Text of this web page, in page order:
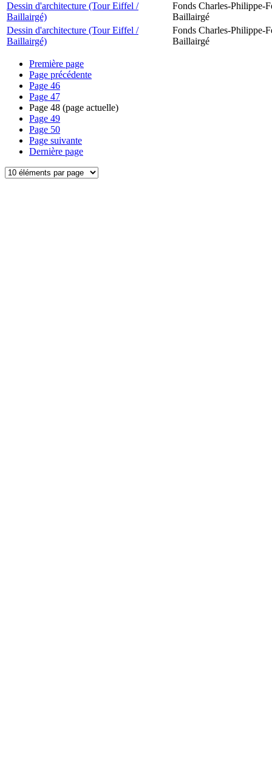
Dessin d'architecture (Tour Eiffel /
Baillairgé)
Fonds Charles-Philippe-
Baillairgé
Dessin d'architecture (Tour Eiffel /
Baillairgé)
Fonds Charles-Philippe-
Baillairgé
Première page
Page précédente
Page 46
Page 47
Page 48 (page actuelle)
Page 49
Page 50
Page suivante
Dernière page